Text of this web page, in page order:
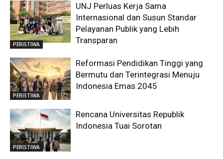
PERISTIWA
UNJ Perluas Kerja Sama
Internasional dan Susun Standar
Pelayanan Publik yang Lebih
Transparan
PERISTIWA
Reformasi Pendidikan Tinggi yang
Bermutu dan Terintegrasi Menuju
Indonesia Emas 2045
PERISTIWA
Rencana Universitas Republik
Indonesia Tuai Sorotan